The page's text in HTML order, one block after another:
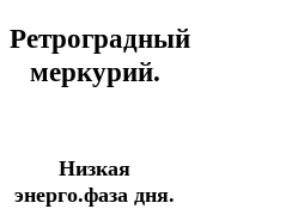
Ретроградный
меркурий.
Низкая
энерго.фаза дня.